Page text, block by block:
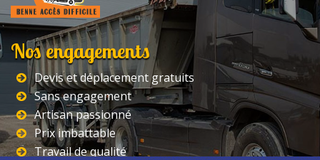
Nos engagements
Devis et déplacement gratuits
Sans engagement
Artisan passionné
Prix imbattable
Travail de qualité